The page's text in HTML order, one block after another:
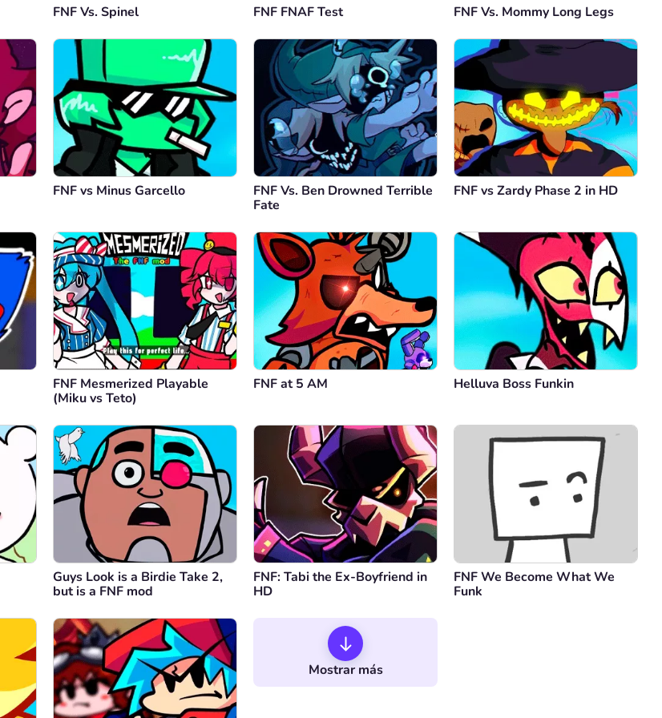
FNF Vs. Spinel FNF FNAF Test FNF Vs. Mommy Long Legs
FNF vs Minus Garcello
FNF Vs. Ben Drowned Terrible
Fate
FNF vs Zardy Phase 2 in HD
FNF Mesmerized Playable
(Miku vs Teto)
FNF at 5 AM Helluva Boss Funkin
Guys Look is a Birdie Take 2,
but is a FNF mod
FNF: Tabi the Ex-Boyfriend in
HD
FNF We Become What We
Funk
Mostrar más